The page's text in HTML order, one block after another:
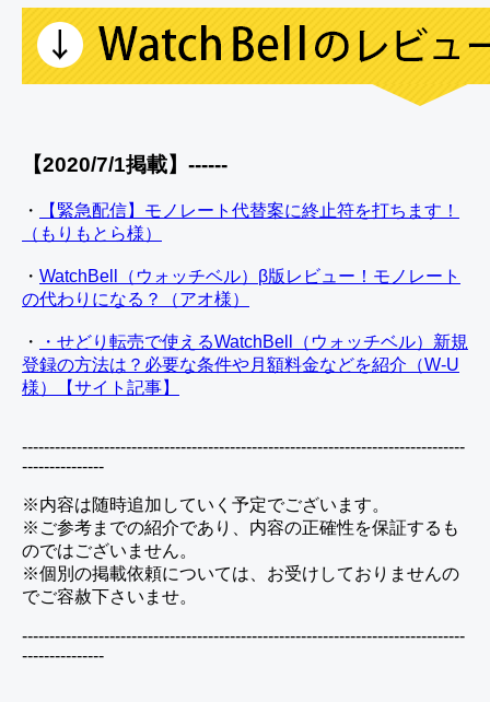
【2020/7/1掲載】------
・
【緊急配信】モノレート代替案に終止符を打ちます！
（もりもとら様）
・ WatchBell（ウォッチベル）β版レビュー！モノレート
の代わりになる？（アオ様）
・
・せどり転売で使えるWatchBell（ウォッチベル）新規
登録の方法は？必要な条件や月額料金などを紹介（W-U
様）【サイト記事】
---------------------------------------------------------------------------------
---------------
※内容は随時追加していく予定でございます。
※ご参考までの紹介であり、内容の正確性を保証するも
のではございません。
※個別の掲載依頼については、お受けしておりませんの
でご容赦下さいませ。
---------------------------------------------------------------------------------
---------------